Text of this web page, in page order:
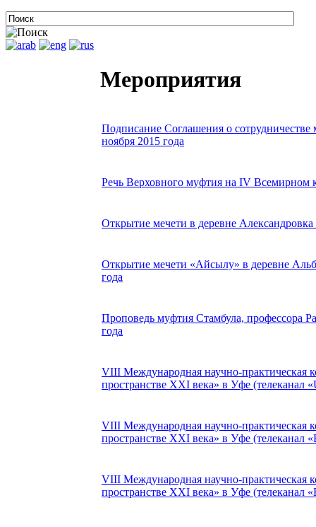
Мероприятия
Подписание Соглашения о
ноября 2015 года
Речь Верховного муфтия на IV Всемирном
Открытие мечети в деревне
Открытие мечети «Айсылу» в деревне
года
Проповедь муфтия Стамбула, профессора
года
VIII Международная научно-практическая
пространстве XXI века» в Уфе (телеканал
VIII Международная научно-практическая
пространстве XXI века» в Уфе (телеканал
VIII Международная научно-практическая
пространстве XXI века» в Уфе (телеканал